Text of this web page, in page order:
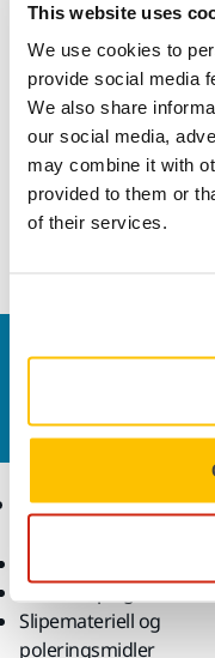
This website uses
We use cookies to
provide social media
We also share
our social media,
may combine it with
provided to them or
of their services.
sier Nicklas Lerstrand,
Siden den nye
behovene dine og er
slik du vil. Dette vil
medarbeidere, aldri
til oppgaven.
Kontakt oss
vårt på
Produkter
Støvfri sliping
Slipemateriell og
poleringsmidler